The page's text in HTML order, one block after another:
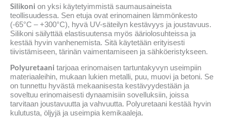
Silikoni on yksi käytetyimmistä saumausaineista
teollisuudessa. Sen etuja ovat erinomainen lämmönkesto
(-65°C – +300°C), hyvä UV-säteilyn kestävyys ja joustavuus.
Silikoni säilyttää elastisuutensa myös ääriolosuhteissa ja
kestää hyvin vanhenemista. Sitä käytetään erityisesti
tiivistämiseen, tärinän vaimentamiseen ja sähköeristykseen.
Polyuretaani tarjoaa erinomaisen tartuntakyvyn useimpiin
materiaaleihin, mukaan lukien metalli, puu, muovi ja betoni. Se
on tunnettu hyvästä mekaanisesta kestävyydestään ja
soveltuu erinomaisesti dynaamisiin sovelluksiin, joissa
tarvitaan joustavuutta ja vahvuutta. Polyuretaani kestää hyvin
kulutusta, öljyjä ja useimpia kemikaaleja.